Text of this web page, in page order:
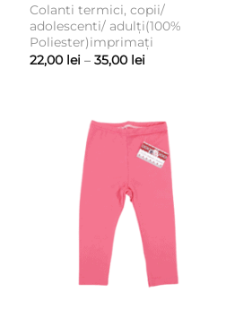
Colanti termici, copii/
adolescenti/ adulți(100%
Poliester)imprimați
22,00 lei – 35,00 lei
la
35,00 lei